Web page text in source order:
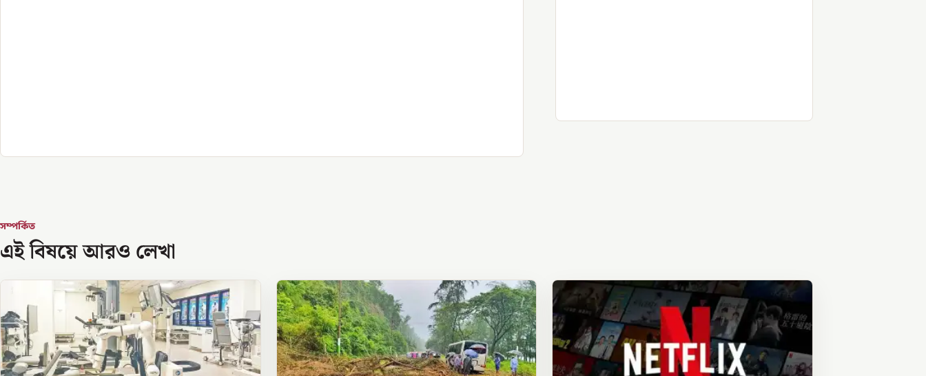
সম্পর্কিত
এই বিষয়ে আরও লেখা